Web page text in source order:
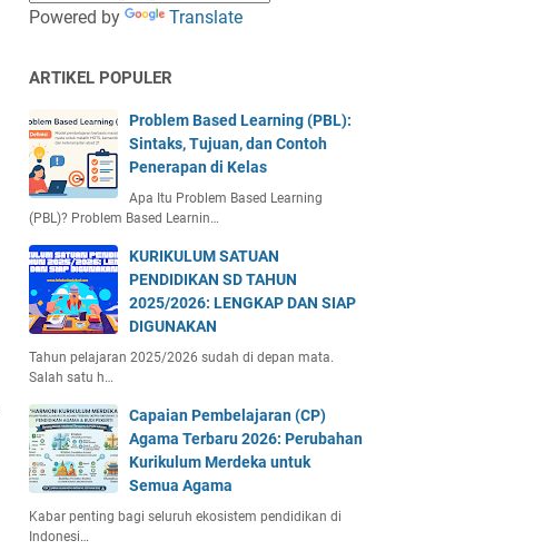
Powered by Translate
ARTIKEL POPULER
Problem Based Learning (PBL):
Sintaks, Tujuan, dan Contoh
Penerapan di Kelas
Apa Itu Problem Based Learning
(PBL)? Problem Based Learnin…
KURIKULUM SATUAN
PENDIDIKAN SD TAHUN
2025/2026: LENGKAP DAN SIAP
DIGUNAKAN
Tahun pelajaran 2025/2026 sudah di depan mata.
Salah satu h…
Capaian Pembelajaran (CP)
Agama Terbaru 2026: Perubahan
Kurikulum Merdeka untuk
Semua Agama
Kabar penting bagi seluruh ekosistem pendidikan di
Indonesi…